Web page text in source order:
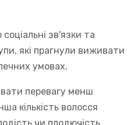
зв'язки та
які прагнули виживати
умовах.
перевагу менш
кількість волосся